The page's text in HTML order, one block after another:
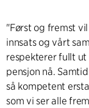
"Først og fremst
innsats og vårt
respekterer fullt
pensjon nå.
så kompetent
som vi ser alle